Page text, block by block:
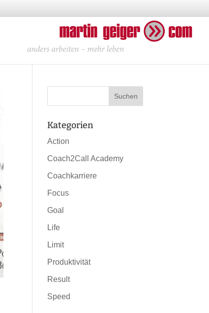
Kategorien
Action
Coach2Call Academy
Coachkarriere
Focus
Goal
Life
Limit
Produktivität
Result
Speed